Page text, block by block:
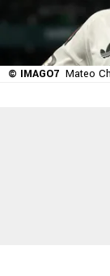
© IMAGO7 Mateo